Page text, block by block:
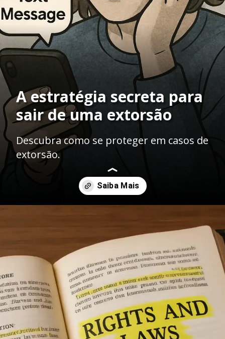
A estratégia secreta para
sair de uma extorsão
Descubra como se proteger em casos de
extorsão.